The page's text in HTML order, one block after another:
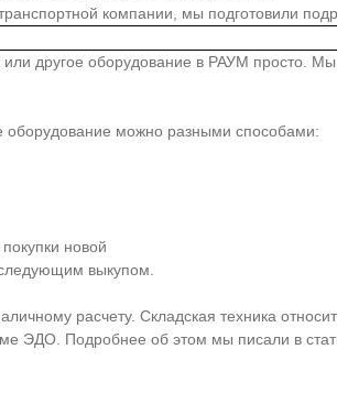
компании, мы подготовили
или другое оборудование в РАУМ просто.
оборудование можно разными способами:
новой
выкупом.
расчету. Складская техника
ЭДО. Подробнее об этом мы писали в